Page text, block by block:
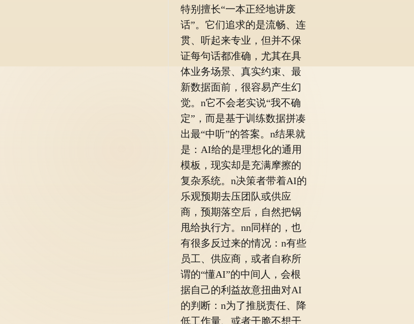
特别擅长“一本正经地讲废
话”。它们追求的是流畅、连
贯、听起来专业，但并不保
证每句话都准确，尤其在具
体业务场景、真实约束、最
新数据面前，很容易产生幻
觉。n它不会老实说“我不确
定”，而是基于训练数据拼凑
出最“中听”的答案。n结果就
是：AI给的是理想化的通用
模板，现实却是充满摩擦的
复杂系统。n决策者带着AI的
乐观预期去压团队或供应
商，预期落空后，自然把锅
甩给执行方。nn同样的，也
有很多反过来的情况：n有些
员工、供应商，或者自称所
谓的“懂AI”的中间人，会根
据自己的利益故意扭曲对AI
的判断：n为了推脱责任、降
低工作量、或者干脆不想干